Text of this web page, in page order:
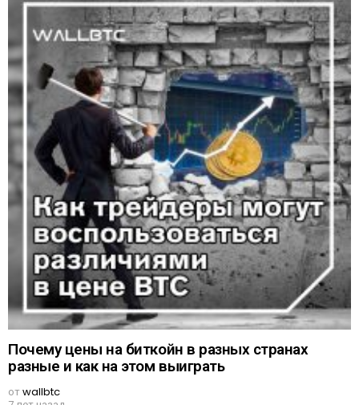
Почему цены на биткойн в разных странах
разные и как на этом выиграть
отwallbtc